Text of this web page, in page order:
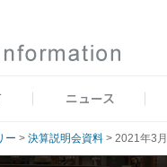
ニュース
ー > 決算説明会資料 > 2021年3